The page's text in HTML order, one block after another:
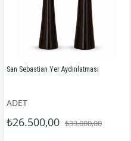
San Sebastian Yer Aydınlatması
ADET
₺26.500,00 ₺33.000,00